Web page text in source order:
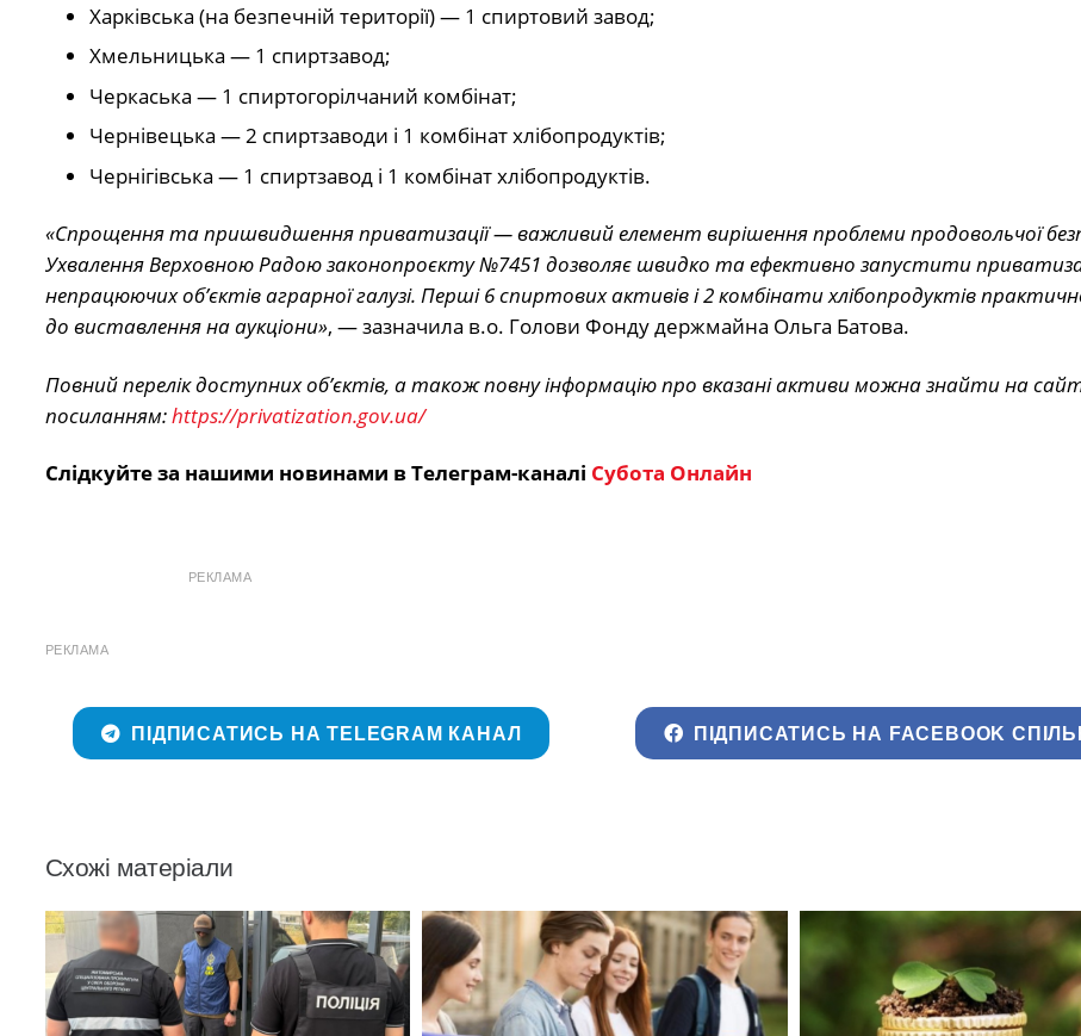
Харківська (на безпечній території) — 1 спиртовий завод;
Хмельницька — 1 спиртзавод;
Черкаська — 1 спиртогорілчаний комбінат;
Чернівецька — 2 спиртзаводи і 1 комбінат хлібопродуктів;
Чернігівська — 1 спиртзавод і 1 комбінат хлібопродуктів.
«Спрощення та пришвидшення приватизації — важливий елемент вирішення проблеми продовольчої
Ухвалення Верховною Радою законопроєкту №7451 дозволяє швидко та ефективно запустити
непрацюючих об’єктів аграрної галузі. Перші 6 спиртових активів і 2 комбінати хлібопродуктів
до виставлення на аукціони», — зазначила в.о. Голови Фонду держмайна Ольга Батова.
Повний перелік доступних об’єктів, а також повну інформацію про вказані активи можна знайти на
посиланням:https://privatization.gov.ua/
Слідкуйте за нашими новинами в Телеграм-каналі Субота Онлайн
РЕКЛАМА
РЕКЛАМА
ПІДПИСАТИСЬ НА TELEGRAM КАНАЛ ПІДПИСАТИСЬ НА FACEBOOK
Схожі матеріали